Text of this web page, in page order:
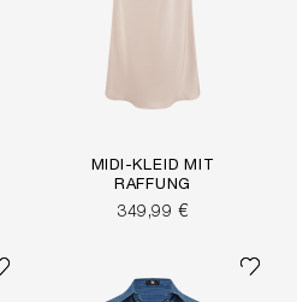
MIDI-KLEID MIT
RAFFUNG
349,99 €